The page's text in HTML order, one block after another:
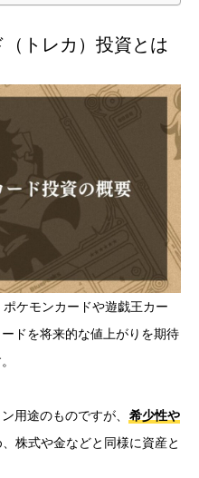
（トレカ）投資とは
ポケモンカードや遊戯王カー
ドを将来的な値上がりを期待
用途のものですが、 希少性や
株式や金などと同様に資産と